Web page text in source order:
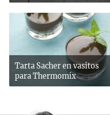
Tarta Sacher en vasitos
para Thermomix